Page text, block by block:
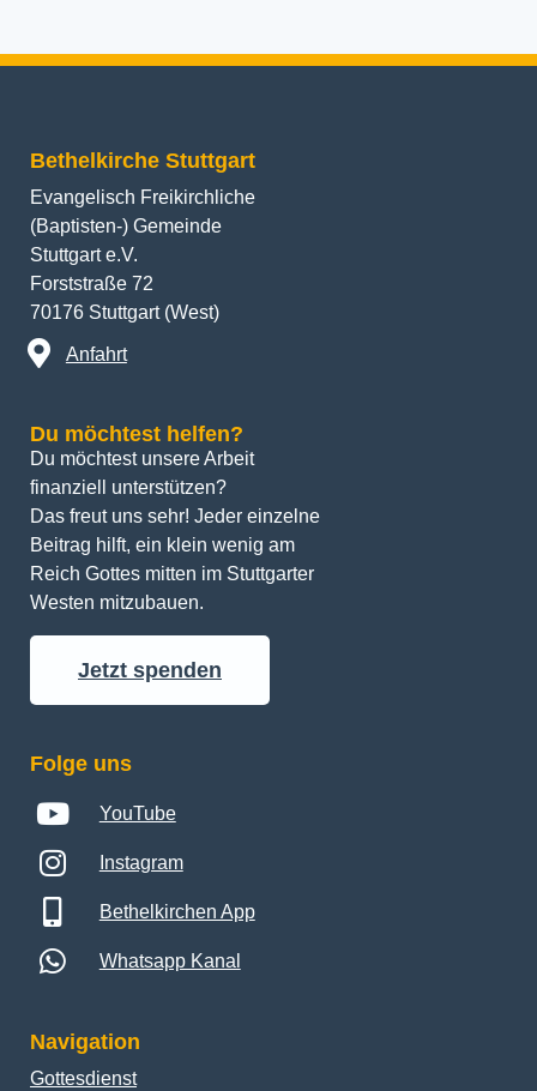
Bethelkirche Stuttgart
Evangelisch Freikirchliche
(Baptisten-) Gemeinde
Stuttgart e.V.
Forststraße 72
70176 Stuttgart (West)
Anfahrt
Du möchtest helfen?
Du möchtest unsere Arbeit
finanziell unterstützen?
Das freut uns sehr! Jeder einzelne
Beitrag hilft, ein klein wenig am
Reich Gottes mitten im Stuttgarter
Westen mitzubauen.
Jetzt spenden
Folge uns
YouTube
Instagram
Bethelkirchen App
Whatsapp Kanal
Navigation
Gottesdienst